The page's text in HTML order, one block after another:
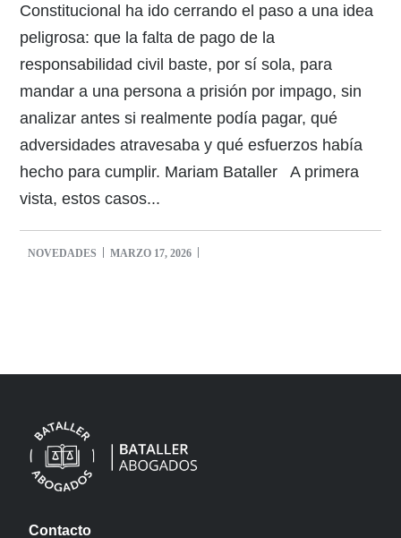
Constitucional ha ido cerrando el paso a una idea
peligrosa: que la falta de pago de la
responsabilidad civil baste, por sí sola, para
mandar a una persona a prisión por impago, sin
analizar antes si realmente podía pagar, qué
adversidades atravesaba y qué esfuerzos había
hecho para cumplir. Mariam Bataller A primera
vista, estos casos...
NOVEDADES MARZO 17, 2026
Contacto